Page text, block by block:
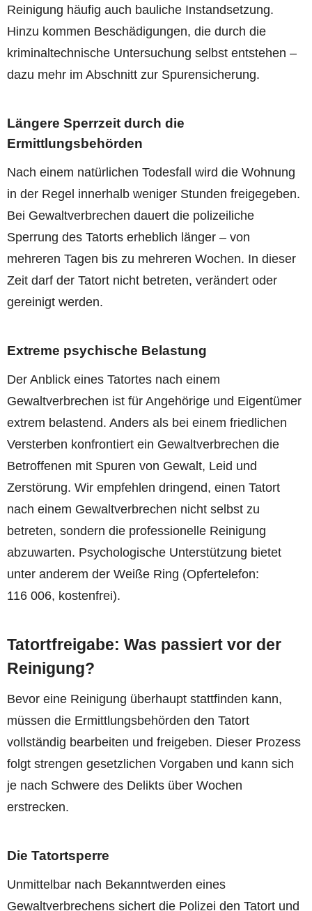
Reinigung häufig auch bauliche Instandsetzung.
Hinzu kommen Beschädigungen, die durch die
kriminaltechnische Untersuchung selbst entstehen –
dazu mehr im Abschnitt zur Spurensicherung.
Längere Sperrzeit durch die
Ermittlungsbehörden
Nach einem natürlichen Todesfall wird die Wohnung
in der Regel innerhalb weniger Stunden freigegeben.
Bei Gewaltverbrechen dauert die polizeiliche
Sperrung des Tatorts erheblich länger – von
mehreren Tagen bis zu mehreren Wochen. In dieser
Zeit darf der Tatort nicht betreten, verändert oder
gereinigt werden.
Extreme psychische Belastung
Der Anblick eines Tatortes nach einem
Gewaltverbrechen ist für Angehörige und Eigentümer
extrem belastend. Anders als bei einem friedlichen
Versterben konfrontiert ein Gewaltverbrechen die
Betroffenen mit Spuren von Gewalt, Leid und
Zerstörung. Wir empfehlen dringend, einen Tatort
nach einem Gewaltverbrechen nicht selbst zu
betreten, sondern die professionelle Reinigung
abzuwarten. Psychologische Unterstützung bietet
unter anderem der Weiße Ring (Opfertelefon:
116 006, kostenfrei).
Tatortfreigabe: Was passiert vor der
Reinigung?
Bevor eine Reinigung überhaupt stattfinden kann,
müssen die Ermittlungsbehörden den Tatort
vollständig bearbeiten und freigeben. Dieser Prozess
folgt strengen gesetzlichen Vorgaben und kann sich
je nach Schwere des Delikts über Wochen
erstrecken.
Die Tatortsperre
Unmittelbar nach Bekanntwerden eines
Gewaltverbrechens sichert die Polizei den Tatort und